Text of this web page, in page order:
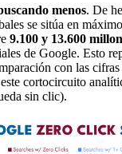
menos. De
se sitúa en
9.100 y 13.600
de Google. Esto
con las
cortocircuito
sin clic).